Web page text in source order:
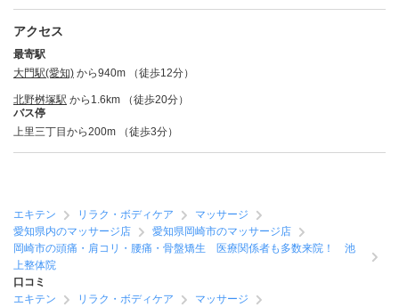
アクセス
最寄駅
大門駅(愛知) から940m （徒歩12分）
北野桝塚駅 から1.6km （徒歩20分）
バス停
上里三丁目から200m （徒歩3分）
エキテン リラク・ボディケア
マッサージ
愛知県内のマッサージ店
愛知県岡崎市のマッサージ店
岡崎市の頭痛・肩コリ・腰痛・骨盤矯生 医療関係者も多数来院！ 池
上整体院
口コミ
エキテン
リラク・ボディケア
マッサージ